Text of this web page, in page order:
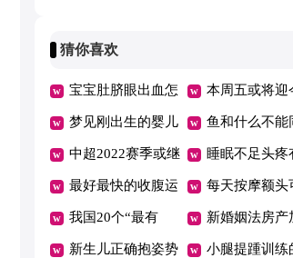
猜你喜欢
宝宝肚脐眼出血怎
么回事
本周五或将迎
油价首跌
梦见刚出生的婴儿
满嘴牙
鱼和什么不能
中超2022赛季或继
续赛会制空场举行
睡眠不足头疼
么好办法
最好最快的收腹运
动是什么
每天按摩额头
消除皱纹吗
我国20个“最有
钱”城市公布
新婚姻法房产
无效是吗
新生儿正确抱姿势 小腿提踵训练